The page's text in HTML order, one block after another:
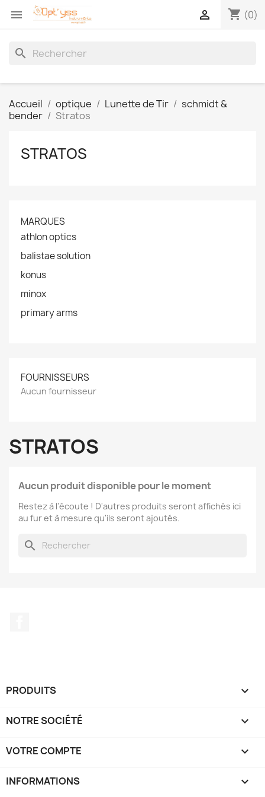
 shopping_cart (0)

search
Accueil optique Lunette de Tir
schmidt &
bender
Stratos
STRATOS
MARQUES
athlon optics
balistae solution
konus
minox
primary arms
FOURNISSEURS
Aucun fournisseur
STRATOS
Aucun produit disponible pour le moment
Restez à l'écoute ! D'autres produits seront affichés ici
au fur et à mesure qu'ils seront ajoutés.
search
PRODUITS 
NOTRE SOCIÉTÉ 
VOTRE COMPTE 
INFORMATIONS keyboard_arrow_down